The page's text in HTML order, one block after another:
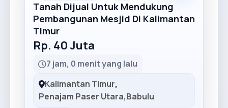
Tanah Dijual Untuk Mendukung
Pembangunan Mesjid Di Kalimantan
Timur
Rp. 40 Juta
7 jam, 0 menit yang lalu
Kalimantan Timur,
Penajam Paser Utara,Babulu